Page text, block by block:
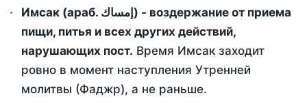
Имсак (араб. إمساك) - воздержание от приема
пищи, питья и всех других действий,
нарушающих пост. Время Имсак заходит
ровно в момент наступления Утренней
молитвы (Фаджр), а не раньше.